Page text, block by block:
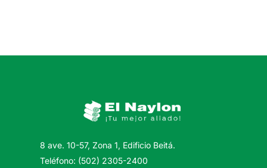
8 ave. 10-57, Zona 1, Edificio Beitá.
Teléfono: (502) 2305-2400